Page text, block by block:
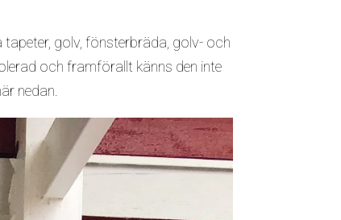
tapeter, golv, fönsterbräda, golv- och
och framförallt känns den inte
nedan.